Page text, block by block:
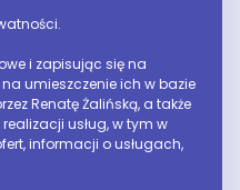
i zapisując się na
umieszczenie ich w bazie
Renatę Żalińską, a także
usług, w tym w
informacji o usługach,